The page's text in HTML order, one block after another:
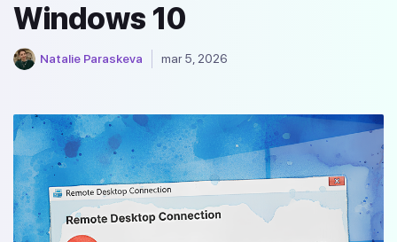
Windows 10
Natalie Paraskeva mar 5, 2026